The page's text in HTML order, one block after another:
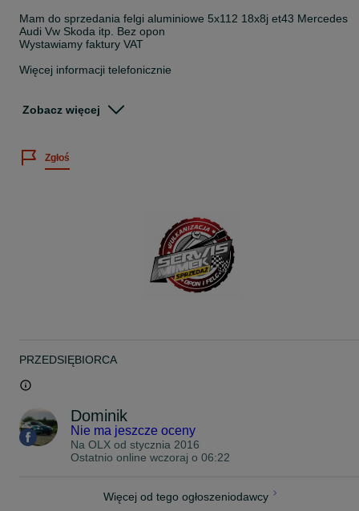
Mam do sprzedania felgi aluminiowe 5x112 18x8j et43 Mercedes
Audi Vw Skoda itp. Bez opon
Wystawiamy faktury VAT
Więcej informacji telefonicznie
kontroli pojazdów)
www.facebook.com/SerwisMimek
Zobacz więcej
Zgłoś
PRZEDSIĘBIORCA
Dominik
Nie ma jeszcze oceny
Na OLX od stycznia 2016
Ostatnio online wczoraj o 06:22
Więcej od tego ogłoszeniodawcy